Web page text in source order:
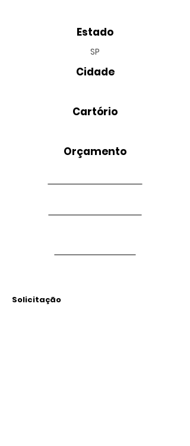
Estado
SP
Cidade
Cartório
Orçamento
Solicitação